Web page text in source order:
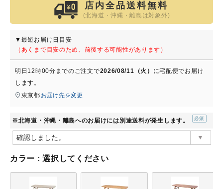
店内全品送料無料
(北海道・沖縄・離島は対象外)
▼最短お届け日目安
（あくまで目安のため、前後する可能性があります）
明日 12時00分 までのご注文で2026/08/11（火） に宅配便でお届け
します。
東京都 お届け先を変更
※北海道・沖縄・離島へのお届けには別途送料が発生します。
須)
カラー 選択してください